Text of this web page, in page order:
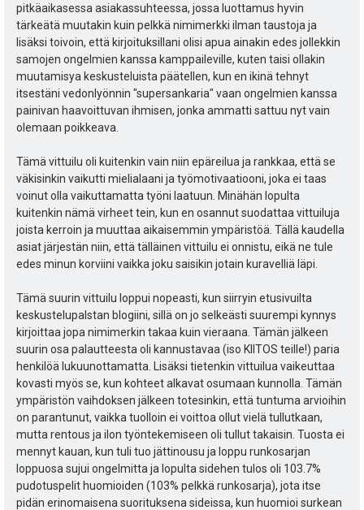
pitkäaikasessa asiakassuhteessa, jossa luottamus hyvin
tärkeätä muutakin kuin pelkkä nimimerkki ilman taustoja ja
lisäksi toivoin, että kirjoituksillani olisi apua ainakin edes jollekkin
samojen ongelmien kanssa kamppaileville, kuten taisi ollakin
muutamisya keskusteluista päätellen, kun en ikinä tehnyt
itsestäni vedonlyönnin "supersankaria" vaan ongelmien kanssa
painivan haavoittuvan ihmisen, jonka ammatti sattuu nyt vain
olemaan poikkeava.
Tämä vittuilu oli kuitenkin vain niin epäreilua ja rankkaa, että se
väkisinkin vaikutti mielialaani ja työmotivaatiooni, joka ei taas
voinut olla vaikuttamatta työni laatuun. Minähän lopulta
kuitenkin nämä virheet tein, kun en osannut suodattaa vittuiluja
joista kerroin ja muuttaa aikaisemmin ympäristöä. Tällä kaudella
asiat järjestän niin, että tälläinen vittuilu ei onnistu, eikä ne tule
edes minun korviini vaikka joku saisikin jotain kuravelliä läpi.
Tämä suurin vittuilu loppui nopeasti, kun siirryin etusivuilta
keskustelupalstan blogiini, sillä on jo selkeästi suurempi kynnys
kirjoittaa jopa nimimerkin takaa kuin vieraana. Tämän jälkeen
suurin osa palautteesta oli kannustavaa (iso KIITOS teille!) paria
henkilöä lukuunottamatta. Lisäksi tietenkin vittuilua vaikeuttaa
kovasti myös se, kun kohteet alkavat osumaan kunnolla. Tämän
ympäristön vaihdoksen jälkeen totesinkin, että tuntuma arvioihin
on parantunut, vaikka tuolloin ei voittoa ollut vielä tullutkaan,
mutta rentous ja ilon työntekemiseen oli tullut takaisin. Tuosta ei
mennyt kauan, kun tuli tuo jättinousu ja loppu runkosarjan
loppuosa sujui ongelmitta ja lopulta sidehen tulos oli 103.7%
pudotuspelit huomioiden (103% pelkkä runkosarja), jota itse
pidän erinomaisena suorituksena sideissa, kun huomioi surkean